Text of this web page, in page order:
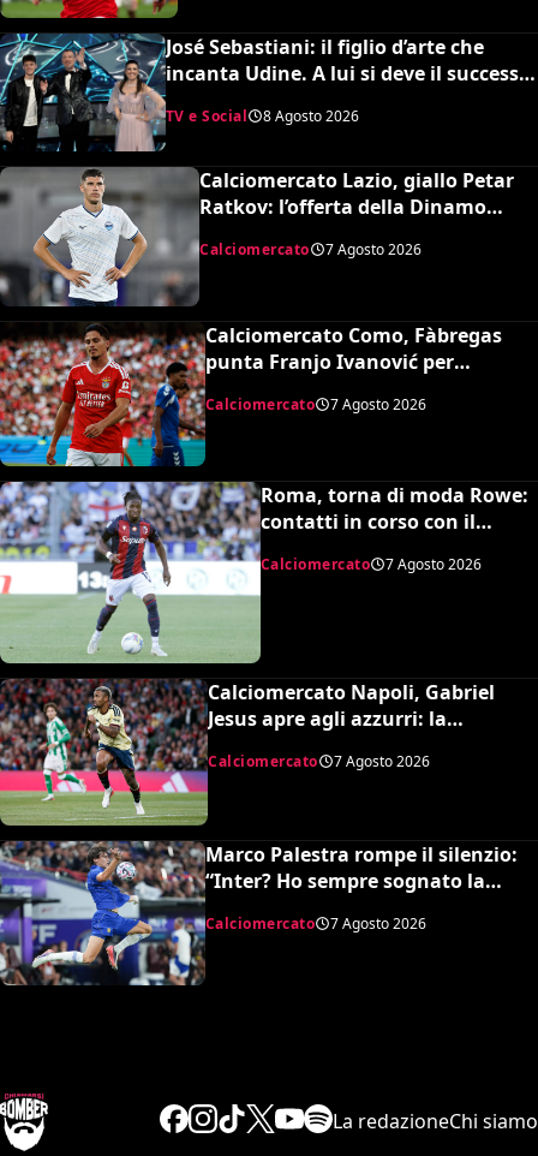
José Sebastiani: il figlio d’arte che
incanta Udine. A lui si deve il successo
del Festival di Sanremo, ora sogna il
debutto in Serie A
TV e Social 8 Agosto 2026
Calciomercato Lazio, giallo Petar
Ratkov: l’offerta della Dinamo
Calciomercato 7 Agosto 2026
Calciomercato Como, Fàbregas
punta Franjo Ivanović per
l’attacco: il punto sulla trattativa
Calciomercato 7 Agosto 2026
Roma, torna di moda Rowe:
contatti in corso con il
Bologna
Calciomercato 7 Agosto 2026
Calciomercato Napoli, Gabriel
Jesus apre agli azzurri: la
Calciomercato 7 Agosto 2026
Marco Palestra rompe il silenzio:
“Inter? Ho sempre sognato la
Premier League e il Chelsea”
Calciomercato 7 Agosto 2026
La redazioneChi siamo